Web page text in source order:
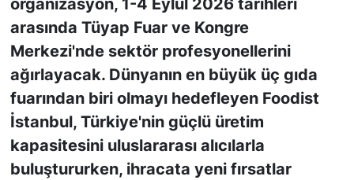
organizasyon, 1-4 Eylül 2026 tarihleri
arasında Tüyap Fuar ve Kongre
Merkezi'nde sektör profesyonellerini
ağırlayacak. Dünyanın en büyük üç gıda
fuarından biri olmayı hedefleyen Foodist
İstanbul, Türkiye'nin güçlü üretim
kapasitesini uluslararası alıcılarla
buluştururken, ihracata yeni fırsatlar